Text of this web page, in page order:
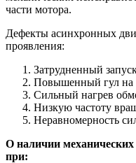
части мотора.
Дефекты асинхронных
проявления:
Затрудненный
Повышенный гул на
Сильный нагрев
Низкую частоту
Неравномерность
О наличии
при: